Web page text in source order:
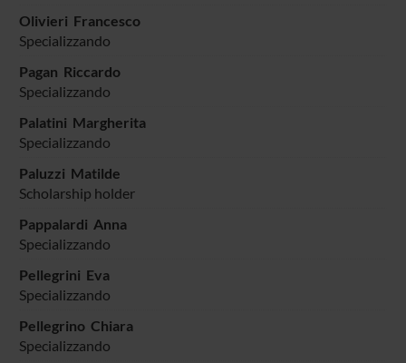
Olivieri Francesco
Specializzando
Pagan Riccardo
Specializzando
Palatini Margherita
Specializzando
Paluzzi Matilde
Scholarship holder
Pappalardi Anna
Specializzando
Pellegrini Eva
Specializzando
Pellegrino Chiara
Specializzando